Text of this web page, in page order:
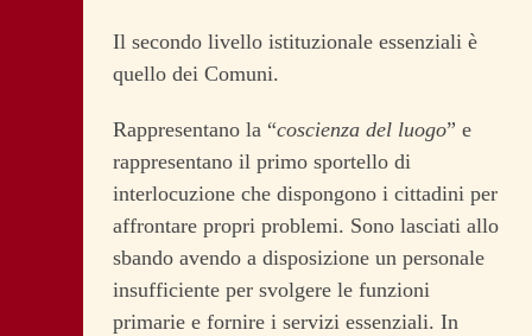
Il secondo livello istituzionale essenziali è
quello dei Comuni.
Rappresentano la “coscienza del luogo” e
rappresentano il primo sportello di
interlocuzione che dispongono i cittadini per
affrontare propri problemi. Sono lasciati allo
sbando avendo a disposizione un personale
insufficiente per svolgere le funzioni
primarie e fornire i servizi essenziali. In